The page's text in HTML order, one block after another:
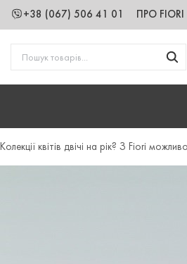
+38 (067) 506 41 01 ПРО FIORI
Колекції квітів двічі на рік? З Fiori